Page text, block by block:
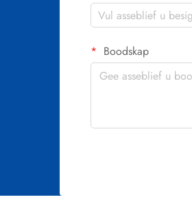
Boodskap